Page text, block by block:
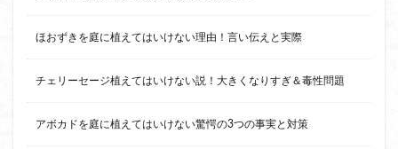
ほおずきを庭に植えてはいけない理由！言い伝えと実際
チェリーセージ植えてはいけない説！大きくなりすぎ＆毒性問題
アボカドを庭に植えてはいけない驚愕の3つの事実と対策